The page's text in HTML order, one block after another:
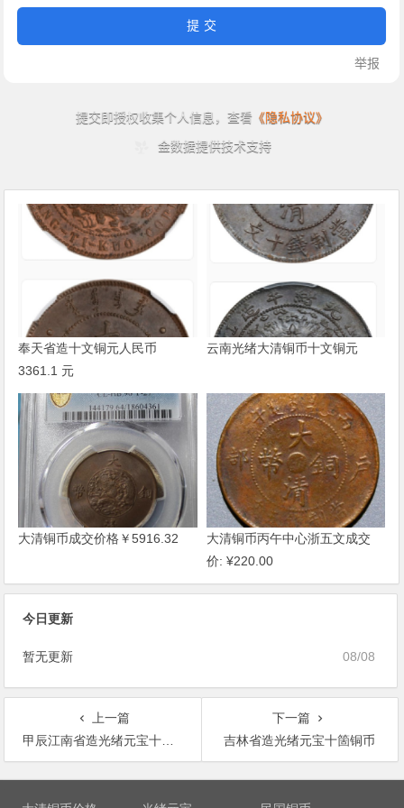
奉天省造十文铜元人民币
3361.1 元
云南光绪大清铜币十文铜元
大清铜币成交价格￥5916.32
大清铜币丙午中心浙五文成交
价: ¥220.00
今日更新
08/08
暂无更新
上一篇
甲辰江南省造光绪元宝十文铜币
下一篇
吉林省造光绪元宝十箇铜币
文